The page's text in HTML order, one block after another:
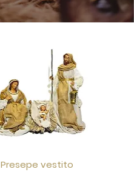
Presepe vestito